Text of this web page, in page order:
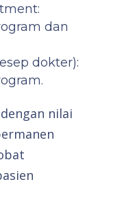
dan
dokter):
nilai